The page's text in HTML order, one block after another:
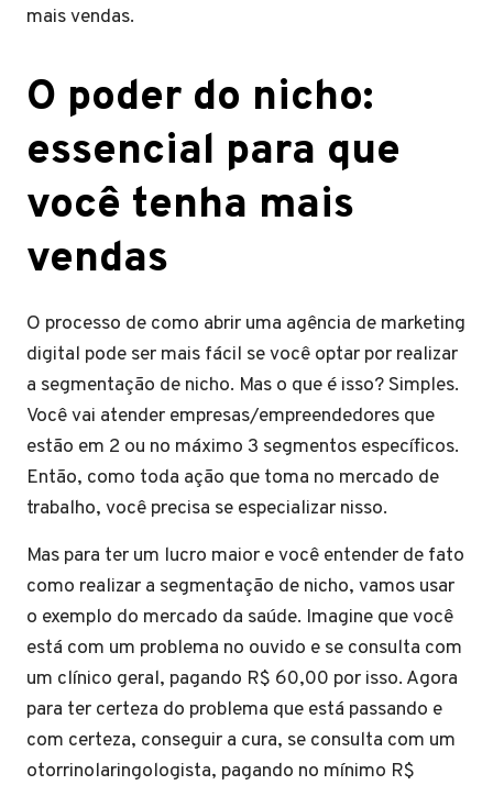
mais vendas.
O poder do nicho:
essencial para que
você tenha mais
vendas
O processo de como abrir uma agência de marketing
digital pode ser mais fácil se você optar por realizar
a segmentação de nicho. Mas o que é isso? Simples.
Você vai atender empresas/empreendedores que
estão em 2 ou no máximo 3 segmentos específicos.
Então, como toda ação que toma no mercado de
trabalho, você precisa se especializar nisso.
Mas para ter um lucro maior e você entender de fato
como realizar a segmentação de nicho, vamos usar
o exemplo do mercado da saúde. Imagine que você
está com um problema no ouvido e se consulta com
um clínico geral, pagando R$ 60,00 por isso. Agora
para ter certeza do problema que está passando e
com certeza, conseguir a cura, se consulta com um
otorrinolaringologista, pagando no mínimo R$